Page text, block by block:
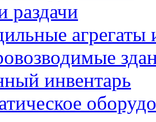
раздачи
агрегаты
инвентарь